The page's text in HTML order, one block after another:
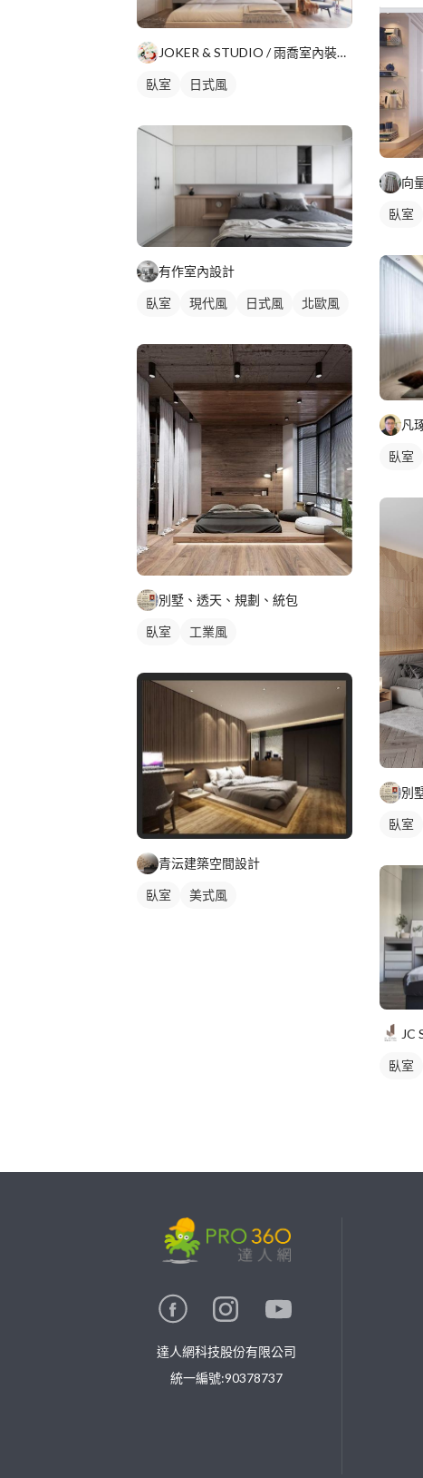
JOKER & STUDIO / 雨喬室內裝修有限公司
臥室 日式風
有作室內設計
臥室 現代風 日式風 北歐風
別墅、透天、規劃、統包
臥室 工業風
青沄建築空間設計
臥室 美式風
向
臥室
凡
臥室
別
臥室
JC
臥室
達人網科技股份有限公司
統一編號:90378737